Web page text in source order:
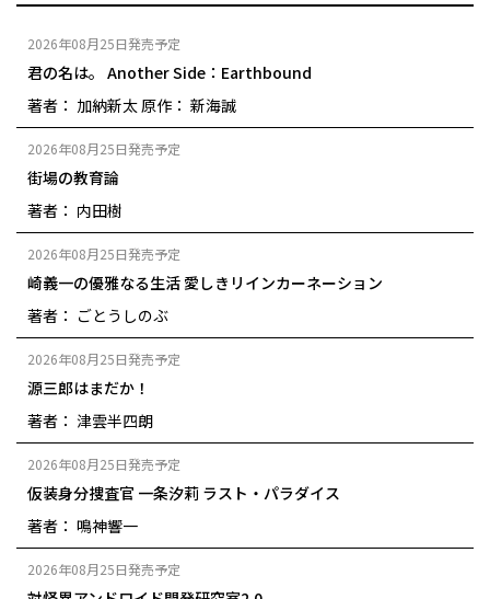
2026年08月25日発売予定
君の名は。 Another Side：Earthbound
著者： 加納新太 原作： 新海誠
2026年08月25日発売予定
街場の教育論
著者： 内田樹
2026年08月25日発売予定
崎義一の優雅なる生活 愛しきリインカーネーション
著者： ごとうしのぶ
2026年08月25日発売予定
源三郎はまだか！
著者： 津雲半四朗
2026年08月25日発売予定
仮装身分捜査官 一条汐莉 ラスト・パラダイス
著者： 鳴神響一
2026年08月25日発売予定